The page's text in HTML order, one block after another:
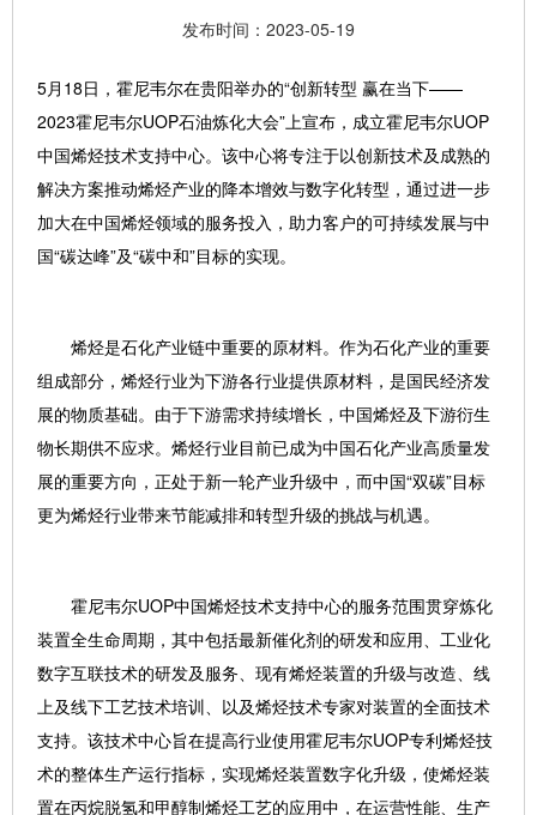
发布时间：2023-05-19
5月18日，霍尼韦尔在贵阳举办的“创新转型 赢在当下——
2023霍尼韦尔UOP石油炼化大会”上宣布，成立霍尼韦尔UOP
中国烯烃技术支持中心。该中心将专注于以创新技术及成熟的
解决方案推动烯烃产业的降本增效与数字化转型，通过进一步
加大在中国烯烃领域的服务投入，助力客户的可持续发展与中
国“碳达峰”及“碳中和”目标的实现。
烯烃是石化产业链中重要的原材料。作为石化产业的重要
组成部分，烯烃行业为下游各行业提供原材料，是国民经济发
展的物质基础。由于下游需求持续增长，中国烯烃及下游衍生
物长期供不应求。烯烃行业目前已成为中国石化产业高质量发
展的重要方向，正处于新一轮产业升级中，而中国“双碳”目标
更为烯烃行业带来节能减排和转型升级的挑战与机遇。
霍尼韦尔UOP中国烯烃技术支持中心的服务范围贯穿炼化
装置全生命周期，其中包括最新催化剂的研发和应用、工业化
数字互联技术的研发及服务、现有烯烃装置的升级与改造、线
上及线下工艺技术培训、以及烯烃技术专家对装置的全面技术
支持。该技术中心旨在提高行业使用霍尼韦尔UOP专利烯烃技
术的整体生产运行指标，实现烯烃装置数字化升级，使烯烃装
置在丙烷脱氢和甲醇制烯烃工艺的应用中，在运营性能、生产